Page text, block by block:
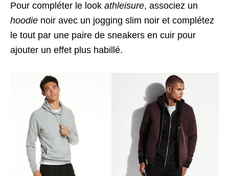
Pour compléter le look athleisure, associez un
hoodie noir avec un jogging slim noir et complétez
le tout par une paire de sneakers en cuir pour
ajouter un effet plus habillé.